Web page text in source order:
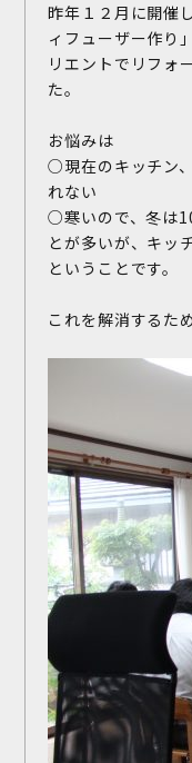
昨年１２月に開催
ィフューザー作り
リエントでリフォ
た。
お悩みは
○現在のキッチン
れない
○寒いので、冬は
とが多いが、キッ
ということです。
これを解消するた